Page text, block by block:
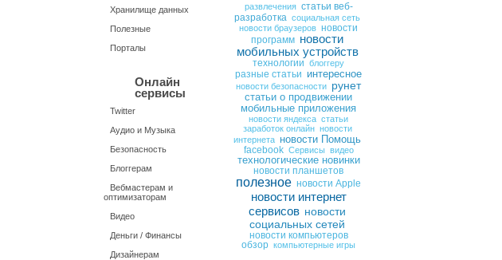
Хранилище данных
Полезные
Порталы
Онлайн
сервисы
Twitter
Аудио и Музыка
Безопасность
Блоггерам
Вебмастерам и
оптимизаторам
Видео
Деньги / Финансы
Дизайнерам
развлечения статьи веб-
разработка социальная сеть
новости браузеров новости
программ новости
мобильных устройств
технологии блоггеру
разные статьи
интересное
новости безопасности рунет
статьи о продвижении
мобильные приложения
новости яндекса статьи
заработок онлайн новости
интернета новости Помощь
facebook Сервисы видео
технологические новинки
новости планшетов
полезное новости Apple
новости интернет
сервисов новости
социальных сетей
новости компьютеров
обзор компьютерные игры